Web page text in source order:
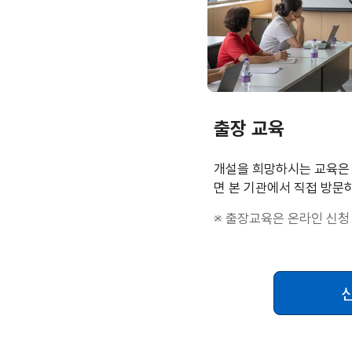
출장 교육
개설을 희망하시는 교육
면 본 기관에서 직접 방문
※ 출장교육은 온라인 신